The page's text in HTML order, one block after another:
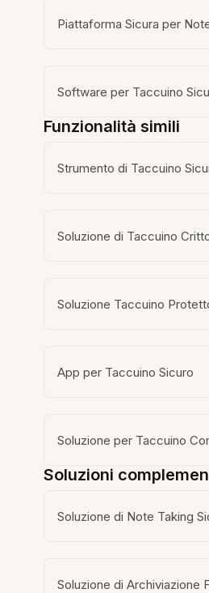
Piattaforma Sicura per
Software per Taccuino
Funzionalità simili
Strumento di Taccuino
Soluzione di Taccuino
Soluzione Taccuino
App per Taccuino Sicuro
Soluzione per Taccuino
Soluzioni
Soluzione di Note Taking
Soluzione di Archiviazione